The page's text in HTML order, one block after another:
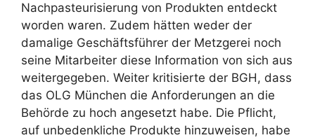
Nachpasteurisierung von Produkten entdeckt
worden waren. Zudem hätten weder der
damalige Geschäftsführer der Metzgerei noch
seine Mitarbeiter diese Information von sich aus
weitergegeben. Weiter kritisierte der BGH, dass
das OLG München die Anforderungen an die
Behörde zu hoch angesetzt habe. Die Pflicht,
auf unbedenkliche Produkte hinzuweisen, habe